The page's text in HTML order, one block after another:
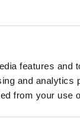
features and
and analytics
from your use
pewnymi
nie zmniejsz
z naszego
brakiem